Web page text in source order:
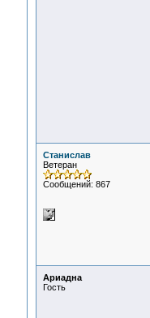
Станислав
Ветеран
Сообщений: 867
Ариадна
Гость